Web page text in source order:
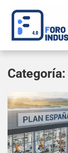
Categoría: